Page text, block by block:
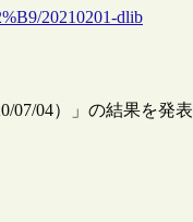
20210201-dlib
07/04）」の結果を発表